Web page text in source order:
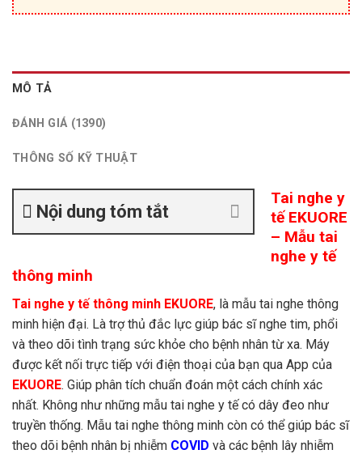
MÔ TẢ
ĐÁNH GIÁ (1390)
THÔNG SỐ KỸ THUẬT
Nội dung tóm tắt
Tai nghe y
tế EKUORE
– Mẫu tai
nghe y tế
thông minh
Tai nghe y tế thông minh EKUORE, là mẫu tai nghe thông
minh hiện đại. Là trợ thủ đắc lực giúp bác sĩ nghe tim, phổi
và theo dõi tình trạng sức khỏe cho bệnh nhân từ xa. Máy
được kết nối trực tiếp với điện thoại của bạn qua App của
EKUORE. Giúp phân tích chuẩn đoán một cách chính xác
nhất. Không như những mẫu tai nghe y tế có dây đeo như
truyền thống. Mẫu tai nghe thông minh còn có thể giúp bác sĩ
theo dõi bệnh nhân bị nhiễm COVID và các bệnh lây nhiễm